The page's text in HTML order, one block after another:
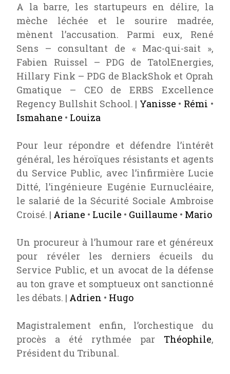
A la barre, les startupeurs en délire, la
mèche léchée et le sourire madrée,
mènent l’accusation. Parmi eux, René
Sens – consultant de « Mac-qui-sait »,
Fabien Ruissel – PDG de TatolEnergies,
Hillary Fink – PDG de BlackShok et Oprah
Gmatique – CEO de ERBS Excellence
Regency Bullshit School. | Yanisse • Rémi •
Ismahane • Louiza
Pour leur répondre et défendre l’intérêt
général, les héroïques résistants et agents
du Service Public, avec l’infirmière Lucie
Ditté, l’ingénieure Eugénie Eurnucléaire,
le salarié de la Sécurité Sociale Ambroise
Croisé. | Ariane • Lucile • Guillaume • Mario
Un procureur à l’humour rare et généreux
pour révéler les derniers écueils du
Service Public, et un avocat de la défense
au ton grave et somptueux ont sanctionné
les débats. | Adrien • Hugo
Magistralement enfin, l’orchestique du
procès a été rythmée par Théophile,
Président du Tribunal.